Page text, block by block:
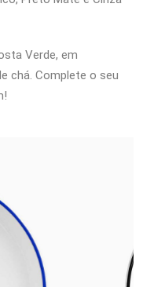
Verde, em
chá. Complete o seu